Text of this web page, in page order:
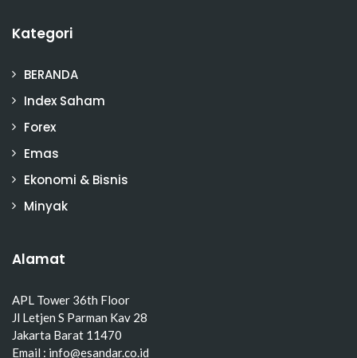
Kategori
BERANDA
Index Saham
Forex
Emas
Ekonomi & Bisnis
Minyak
Alamat
APL Tower 36th Floor
Jl Letjen S Parman Kav 28
Jakarta Barat 11470
Email : info@esandar.co.id